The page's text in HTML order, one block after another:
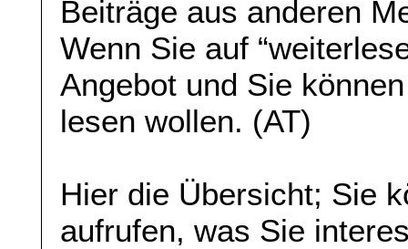
Beiträge aus anderen
Wenn Sie auf
Angebot und Sie
lesen wollen. (AT)
Hier die Übersicht; Sie
aufrufen, was Sie